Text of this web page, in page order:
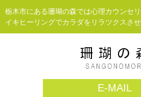
栃木市にある珊瑚の森では心理カウンセ
イキヒーリングでカラダをリラツクスさせ
E-MAIL